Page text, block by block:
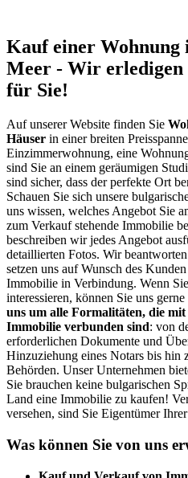
Kauf einer Wohnung
Meer - Wir
für Sie!
Auf unserer Website finden Sie
Häuser in einer breiten
Einzimmerwohnung, eine
sind Sie an einem geräumigen
sind sicher, dass der perfekte Ort
Schauen Sie sich unsere
uns wissen, welches Angebot Sie
zum Verkauf stehende Immobilie
beschreiben wir jedes Angebot
detaillierten Fotos. Wir
setzen uns auf Wunsch des
Immobilie in Verbindung. Wenn
interessieren, können Sie uns
uns um alle Formalitäten, die
Immobilie verbunden sind: von
erforderlichen Dokumente und
Hinzuziehung eines Notars bis hin
Behörden. Unser Unternehmen
Sie brauchen keine bulgarischen
Land eine Immobilie zu kaufen!
versehen, sind Sie Eigentümer
Was können Sie von uns